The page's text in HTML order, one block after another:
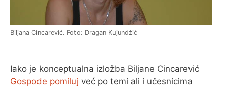
Biljana Cincarević. Foto: Dragan Kujundžić
Iako je konceptualna izložba Biljane Cincarević
Gospode pomiluj već po temi ali i učesnicima